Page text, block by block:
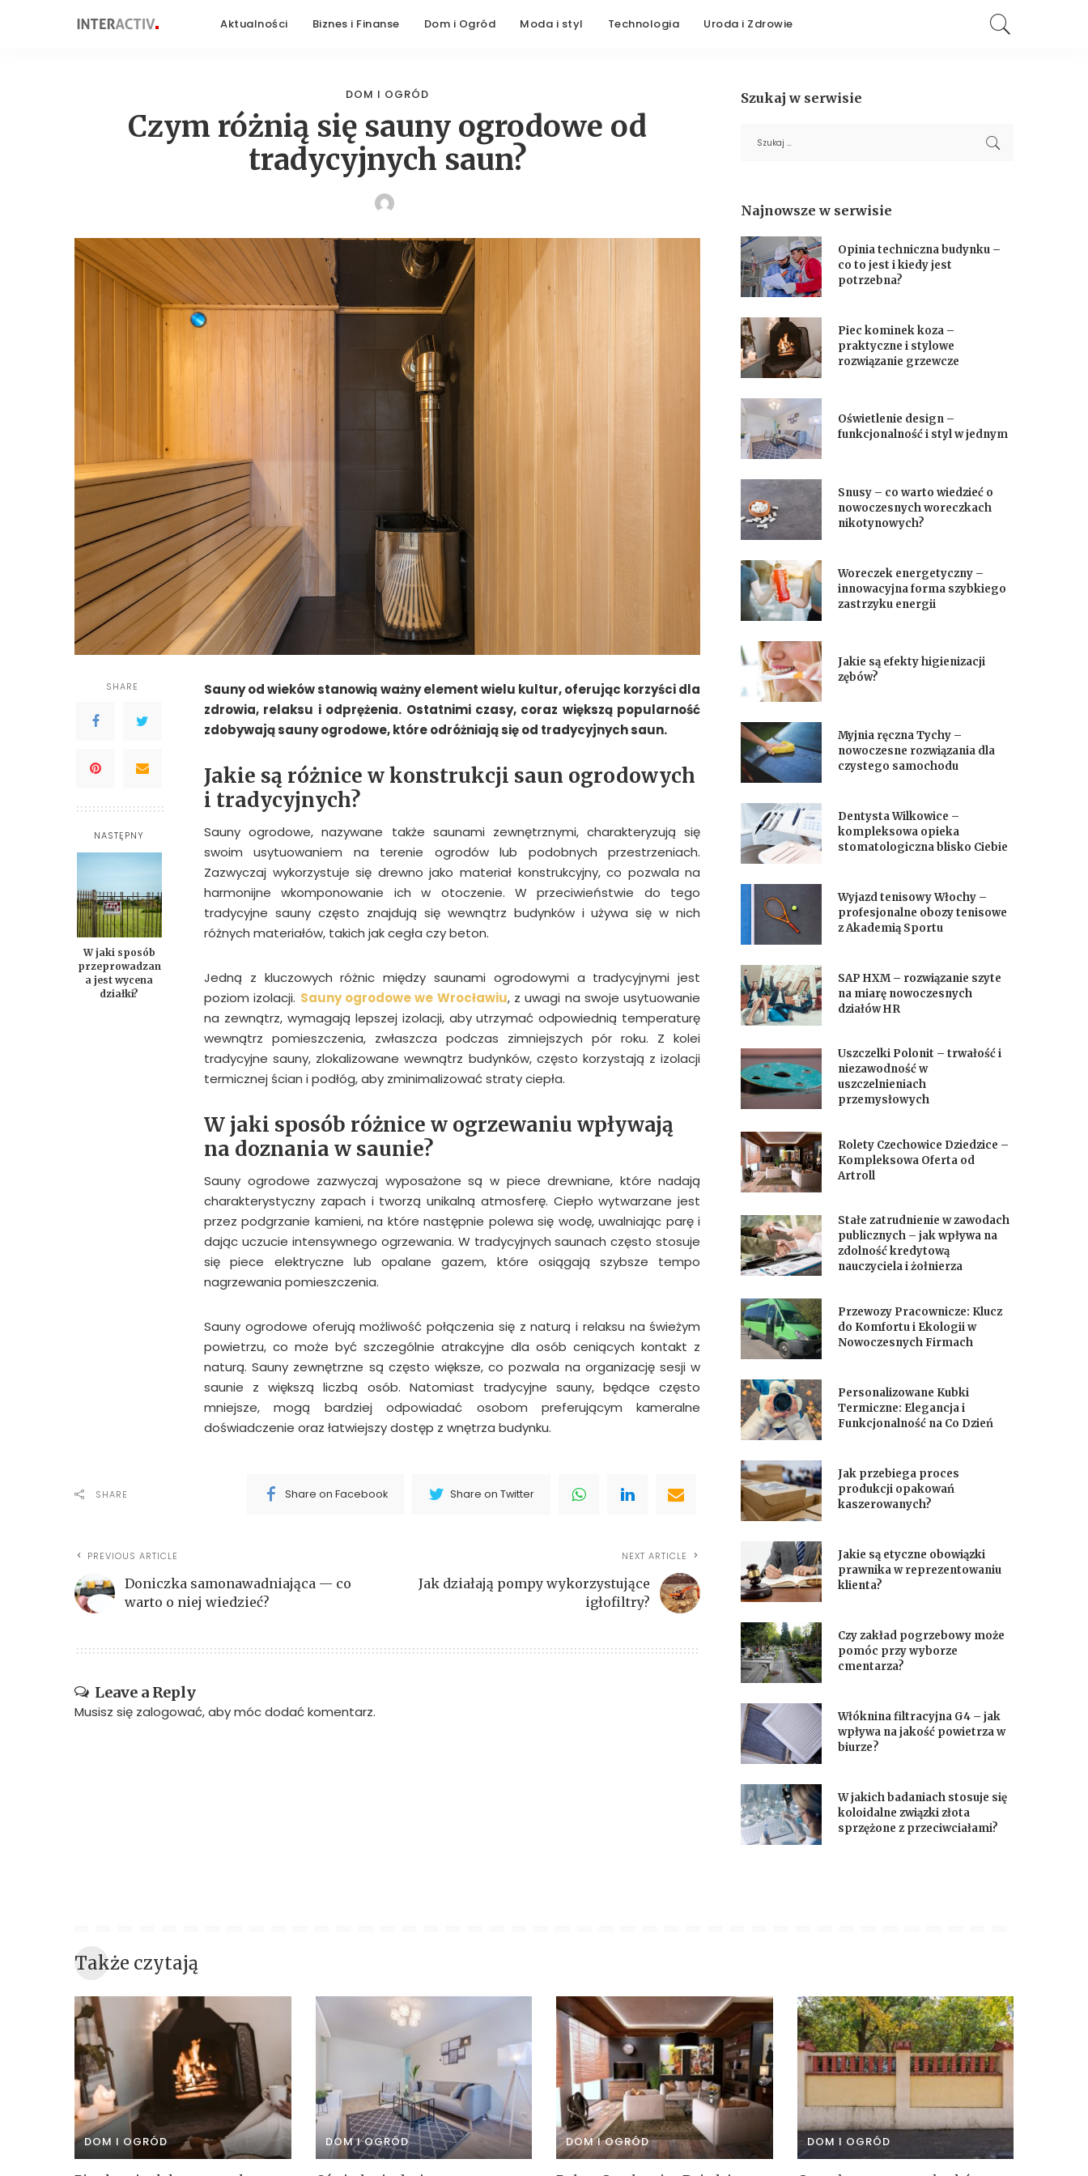
Aktualności Biznes i Finanse Dom i Ogród Moda i styl Technologia Uroda i Zdrowie
DOM I OGRÓD
Czym różnią się sauny ogrodowe od
tradycyjnych saun?
SHARE
NASTĘPNY
W jaki sposób
przeprowadzan
a jest wycena
działki?
Sauny od wieków stanowią ważny element wielu kultur, oferując korzyści dla
zdrowia, relaksu i odprężenia. Ostatnimi czasy, coraz większą popularność
zdobywają sauny ogrodowe, które odróżniają się od tradycyjnych saun.
Jakie są różnice w konstrukcji saun ogrodowych
i tradycyjnych?
Sauny ogrodowe, nazywane także saunami zewnętrznymi, charakteryzują się
swoim usytuowaniem na terenie ogrodów lub podobnych przestrzeniach.
Zazwyczaj wykorzystuje się drewno jako materiał konstrukcyjny, co pozwala na
harmonijne wkomponowanie ich w otoczenie. W przeciwieństwie do tego
tradycyjne sauny często znajdują się wewnątrz budynków i używa się w nich
różnych materiałów, takich jak cegła czy beton.
Jedną z kluczowych różnic między saunami ogrodowymi a tradycyjnymi jest
poziom izolacji. Sauny ogrodowe we Wrocławiu, z uwagi na swoje usytuowanie
na zewnątrz, wymagają lepszej izolacji, aby utrzymać odpowiednią temperaturę
wewnątrz pomieszczenia, zwłaszcza podczas zimniejszych pór roku. Z kolei
tradycyjne sauny, zlokalizowane wewnątrz budynków, często korzystają z izolacji
termicznej ścian i podłóg, aby zminimalizować straty ciepła.
W jaki sposób różnice w ogrzewaniu wpływają
na doznania w saunie?
Sauny ogrodowe zazwyczaj wyposażone są w piece drewniane, które nadają
charakterystyczny zapach i tworzą unikalną atmosferę. Ciepło wytwarzane jest
przez podgrzanie kamieni, na które następnie polewa się wodę, uwalniając parę i
dając uczucie intensywnego ogrzewania. W tradycyjnych saunach często stosuje
się piece elektryczne lub opalane gazem, które osiągają szybsze tempo
nagrzewania pomieszczenia.
Sauny ogrodowe oferują możliwość połączenia się z naturą i relaksu na świeżym
powietrzu, co może być szczególnie atrakcyjne dla osób ceniących kontakt z
naturą. Sauny zewnętrzne są często większe, co pozwala na organizację sesji w
saunie z większą liczbą osób. Natomiast tradycyjne sauny, będące często
mniejsze, mogą bardziej odpowiadać osobom preferującym kameralne
doświadczenie oraz łatwiejszy dostęp z wnętrza budynku.
SHARE Share on Facebook Share on Twitter
PREVIOUS ARTICLE
Doniczka samonawadniająca — co
warto o niej wiedzieć?
NEXT ARTICLE
Jak działają pompy wykorzystujące
igłofiltry?
Leave a Reply
Musisz się zalogować, aby móc dodać komentarz.
Szukaj w serwisie
Najnowsze w serwisie
Opinia techniczna budynku –
co to jest i kiedy jest
potrzebna?
Piec kominek koza –
praktyczne i stylowe
rozwiązanie grzewcze
Oświetlenie design –
funkcjonalność i styl w jednym
Snusy – co warto wiedzieć o
nowoczesnych woreczkach
nikotynowych?
Woreczek energetyczny –
innowacyjna forma szybkiego
zastrzyku energii
Jakie są efekty higienizacji
zębów?
Myjnia ręczna Tychy –
nowoczesne rozwiązania dla
czystego samochodu
Dentysta Wilkowice –
kompleksowa opieka
stomatologiczna blisko Ciebie
Wyjazd tenisowy Włochy –
profesjonalne obozy tenisowe
z Akademią Sportu
SAP HXM – rozwiązanie szyte
na miarę nowoczesnych
działów HR
Uszczelki Polonit – trwałość i
niezawodność w
uszczelnieniach
przemysłowych
Rolety Czechowice Dziedzice –
Kompleksowa Oferta od
Artroll
Stałe zatrudnienie w zawodach
publicznych – jak wpływa na
zdolność kredytową
nauczyciela i żołnierza
Przewozy Pracownicze: Klucz
do Komfortu i Ekologii w
Nowoczesnych Firmach
Personalizowane Kubki
Termiczne: Elegancja i
Funkcjonalność na Co Dzień
Jak przebiega proces
produkcji opakowań
kaszerowanych?
Jakie są etyczne obowiązki
prawnika w reprezentowaniu
klienta?
Czy zakład pogrzebowy może
pomóc przy wyborze
cmentarza?
Włóknina filtracyjna G4 – jak
wpływa na jakość powietrza w
biurze?
W jakich badaniach stosuje się
koloidalne związki złota
sprzężone z przeciwciałami?
Także czytają
DOM I OGRÓD DOM I OGRÓD DOM I OGRÓD DOM I OGRÓD